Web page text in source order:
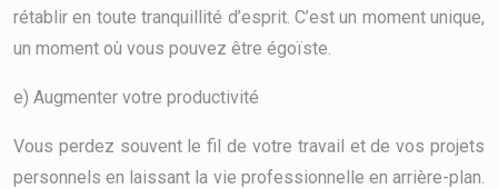
rétablir en toute tranquillité d’esprit. C’est un moment unique,
un moment où vous pouvez être égoïste.
e) Augmenter votre productivité
Vous perdez souvent le fil de votre travail et de vos projets
personnels en laissant la vie professionnelle en arrière-plan.